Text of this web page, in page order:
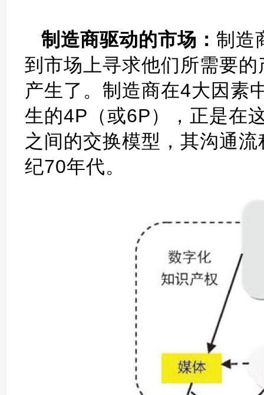
制造商驱动的市场： 制造
到市场上寻求他们所需要
产生了。制造商在4大因素
生的4P（或6P），正是在
之间的交换模型，其沟通
纪70年代。